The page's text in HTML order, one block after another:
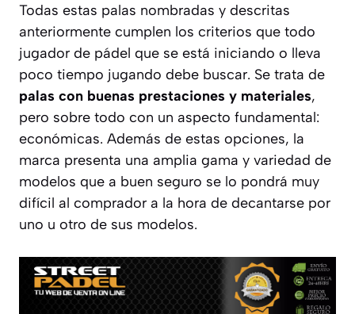
Todas estas palas nombradas y descritas
anteriormente cumplen los criterios que todo
jugador de pádel que se está iniciando o lleva
poco tiempo jugando debe buscar. Se trata de
palas con buenas prestaciones y materiales,
pero sobre todo con un aspecto fundamental:
económicas. Además de estas opciones, la
marca presenta una amplia gama y variedad de
modelos que a buen seguro se lo pondrá muy
difícil al comprador a la hora de decantarse por
uno u otro de sus modelos.